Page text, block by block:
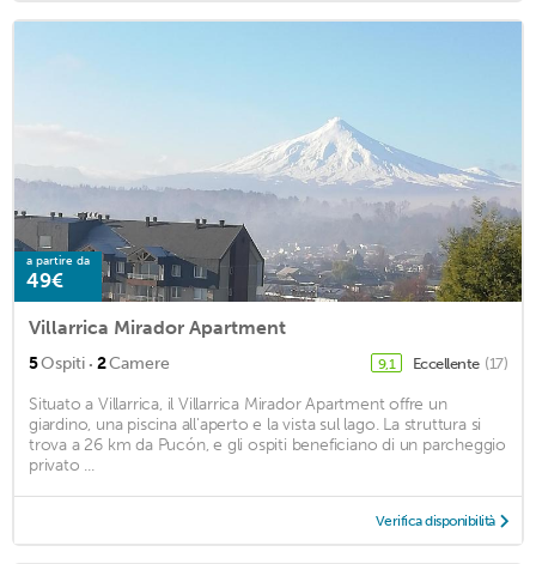
a partire da
49€
Villarrica Mirador Apartment
5Ospiti · 2Camere 9,1 Eccellente (17)
Situato a Villarrica, il Villarrica Mirador Apartment offre un
giardino, una piscina all'aperto e la vista sul lago. La struttura si
trova a 26 km da Pucón, e gli ospiti beneficiano di un parcheggio
privato ...
Verifica disponibilità